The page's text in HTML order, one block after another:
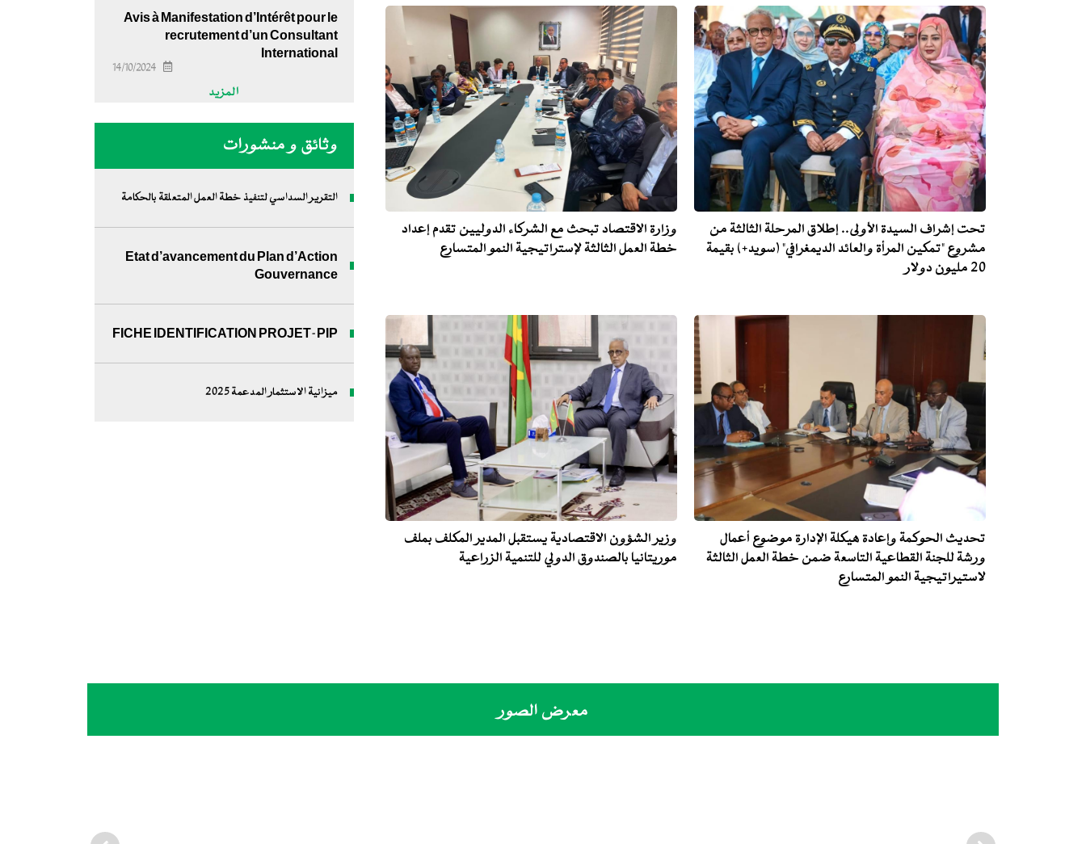
تحت إشراف السيدة الأولى.. إطلاق المرحلة الثالثة من
مشروع "تمكين المرأة والعائد الديمغرافي" (سويد+) بقيمة
20 مليون دولار
وزارة الاقتصاد تبحث مع الشركاء الدوليين تقدم إعداد
خطة العمل الثالثة لإستراتيجية النمو المتسارع
تحديث الحوكمة وإعادة هيكلة الإدارة موضوع أعمال
ورشة للجنة القطاعية التاسعة ضمن خطة العمل الثالثة
لاستيراتيجية النمو المتسارع
وزير الشؤون الاقتصادية يستقبل المدير المكلف بملف
موريتانيا بالصندوق الدولي للتنمية الزراعية
Avis à Manifestation d’Intérêt pour le
recrutement d’un Consultant
International
14/10/2024
المزيد
وثائق و منشورات
التقرير السداسي لتنفيذ خطة العمل المتعلقة بالحكامة
Etat d’avancement du Plan d’Action
Gouvernance
FICHE IDENTIFICATION PROJET-PIP
ميزانية الاستثمار المدعمة 2025
معرض الصور